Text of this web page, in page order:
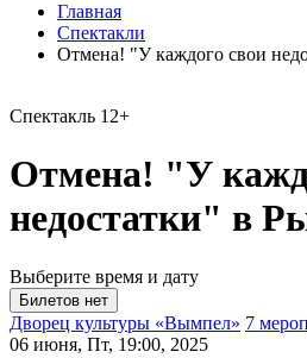
Главная
Спектакли
Отмена! "У каждого свои
Спектакль 12+
Отмена! "У
недостатки" в
Выберите время и дату
Дворец культуры «Вымпел» 7
06 июня, Пт, 19:00, 2025